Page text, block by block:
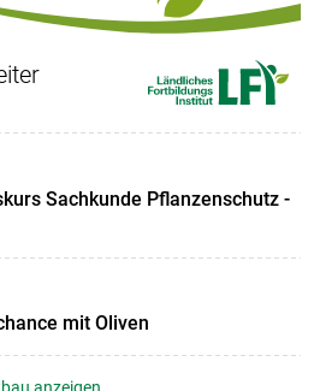
Sachkunde Pflanzenschutz -
mit Oliven